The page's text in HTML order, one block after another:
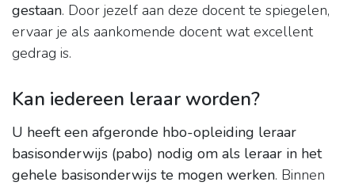
gestaan. Door jezelf aan deze docent te spiegelen,
ervaar je als aankomende docent wat excellent
gedrag is.
Kan iedereen leraar worden?
U heeft een afgeronde hbo-opleiding leraar
basisonderwijs (pabo) nodig om als leraar in het
gehele basisonderwijs te mogen werken. Binnen